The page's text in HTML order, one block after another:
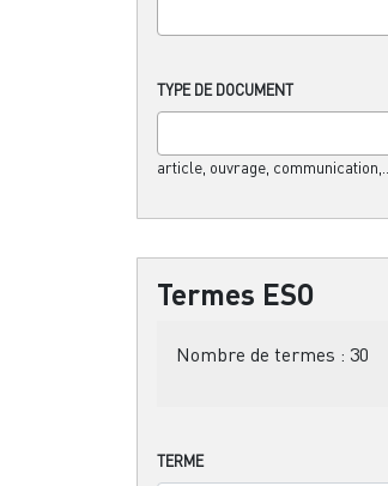
TYPE DE DOCUMENT
article, ouvrage, communication,....
Termes ESO
Nombre de termes : 30
TERME